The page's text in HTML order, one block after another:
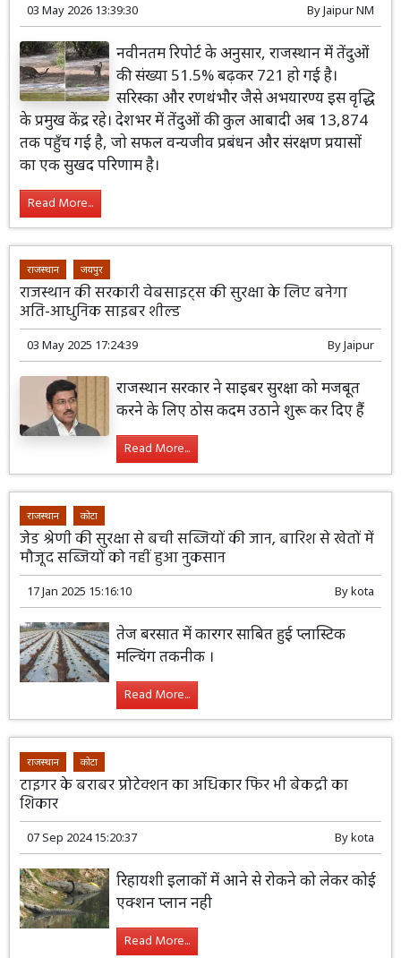
03 May 2026 13:39:30 ByJaipur NM
नवीनतम रिपोर्ट के अनुसार, राजस्थान में तेंदुओं
की संख्या 51.5% बढ़कर 721 हो गई है।
सरिस्का और रणथंभौर जैसे अभयारण्य इस वृद्धि
के प्रमुख केंद्र रहे। देशभर में तेंदुओं की कुल आबादी अब 13,874
तक पहुँच गई है, जो सफल वन्यजीव प्रबंधन और संरक्षण प्रयासों
का एक सुखद परिणाम है।
Read More...
राजस्थान जयपुर
राजस्थान की सरकारी वेबसाइट्स की सुरक्षा के लिए बनेगा
अति-आधुनिक साइबर शील्ड
03 May 2025 17:24:39 ByJaipur
राजस्थान सरकार ने साइबर सुरक्षा को मजबूत
करने के लिए ठोस कदम उठाने शुरू कर दिए हैं
Read More...
राजस्थान कोटा
जेड श्रेणी की सुरक्षा से बची सब्जियों की जान, बारिश से खेतों में
मौजूद सब्जियों को नहीं हुआ नुकसान
17 Jan 2025 15:16:10 Bykota
तेज बरसात में कारगर साबित हुई प्लास्टिक
मल्चिंग तकनीक ।
Read More...
राजस्थान कोटा
टाइगर के बराबर प्रोटेक्शन का अधिकार फिर भी बेकद्री का
शिकार
07 Sep 2024 15:20:37 Bykota
रिहायशी इलाकों में आने से रोकने को लेकर कोई
एक्शन प्लान नही
Read More...